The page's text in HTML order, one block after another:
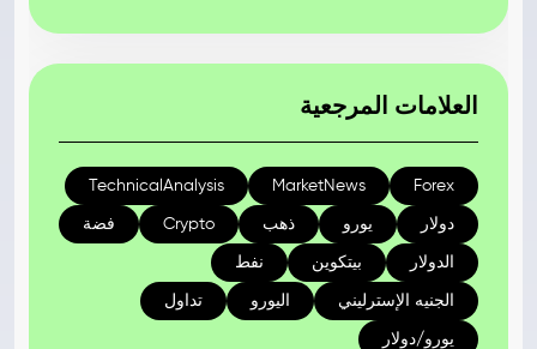
العلامات المرجعية
Forex
MarketNews
TechnicalAnalysis
دولار يورو ذهب Crypto فضة
الدولار بيتكوين نفط
الجنيه الإسترليني اليورو تداول
يورو/دولار